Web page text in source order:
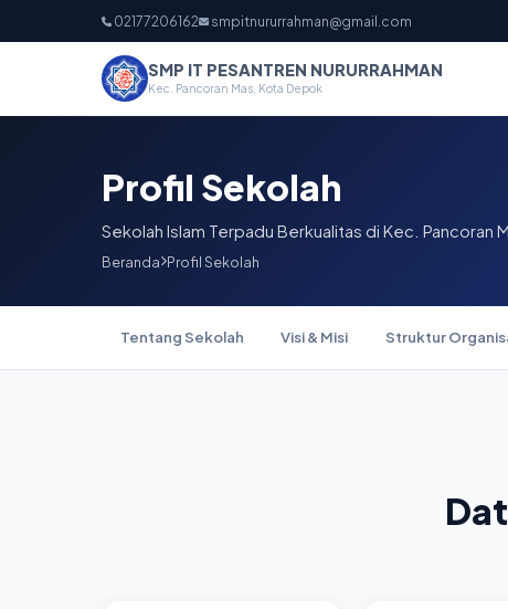
02177206162 smpitnururrahman@gmail.com
SMP IT PESANTREN NURURRAHMAN
Kec. Pancoran Mas, Kota Depok
Profil Sekolah
Sekolah Islam Terpadu Berkualitas di Kec. Pancoran
Beranda Profil Sekolah
Tentang Sekolah Visi & Misi Struktur